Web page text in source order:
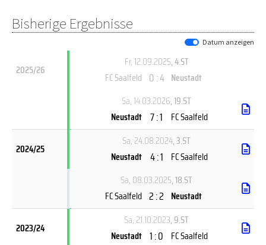
Bisherige Ergebnisse
Datum anzeigen
2025/26
Fr, 12.09.2025, 4.ST
FC Saalfeld 0 : 4 Neustadt
Sa, 14.03.2026, 19.ST
Neustadt 7 : 1 FC Saalfeld
2024/25
Sa, 24.08.2024, 3.ST
Neustadt 4 : 1 FC Saalfeld
Sa, 08.03.2025, 18.ST
FC Saalfeld 2 : 2 Neustadt
2023/24
Sa, 21.10.2023, 9.ST
Neustadt 1 : 0 FC Saalfeld